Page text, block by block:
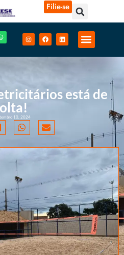
Filie-se
está de
10, 2024